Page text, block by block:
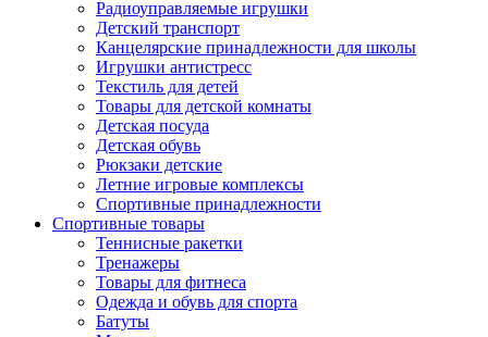
Радиоуправляемые игрушки
Детский транспорт
Канцелярские принадлежности для школы
Игрушки антистресс
Текстиль для детей
Товары для детской комнаты
Детская посуда
Детская обувь
Рюкзаки детские
Летние игровые комплексы
Спортивные принадлежности
Спортивные товары
Теннисные ракетки
Тренажеры
Товары для фитнеса
Одежда и обувь для спорта
Батуты